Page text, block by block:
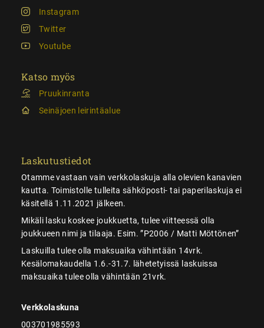
Instagram
Twitter
Youtube
Katso myös
Pruukinranta
Seinäjoen leirintäalue
Laskutustiedot
Otamme vastaan vain verkkolaskuja alla olevien kanavien
kautta. Toimistolle tulleita sähköposti- tai paperilaskuja ei
käsitellä 1.11.2021 jälkeen.
Mikäli lasku koskee joukkuetta, tulee viitteessä olla
joukkueen nimi ja tilaaja. Esim. ”P2006 / Matti Möttönen”
Laskuilla tulee olla maksuaika vähintään 14vrk.
Kesälomakaudella 1.6.-31.7. lähetetyissä laskuissa
maksuaika tulee olla vähintään 21vrk.
Verkkolaskuna
003701985593